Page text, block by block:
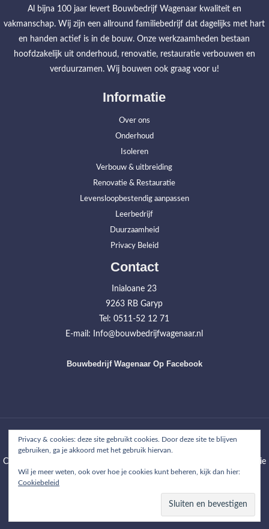
Al bijna 100 jaar levert Bouwbedrijf Wagenaar kwaliteit en
vakmanschap. Wij zijn een allround familiebedrijf dat dagelijks met hart
en handen actief is in de bouw. Onze werkzaamheden bestaan
hoofdzakelijk uit onderhoud, renovatie, restauratie verbouwen en
verduurzamen. Wij bouwen ook graag voor u!
Informatie
Over ons
Onderhoud
Isoleren
Verbouw & uitbreiding
Renovatie & Restauratie
Levensloopbestendig aanpassen
Leerbedrijf
Duurzaamheid
Privacy Beleid
Contact
Inialoane 23
9263 RB Garyp
Tel: 0511-52 12 71
E-mail: Info@bouwbedrijfwagenaar.nl
Bouwbedrijf Wagenaar Op Facebook
Home Werkzaamheden Projecten Over ons Contact
Copyright © 2026
| WordPress Theme: Wimpie
Lite by8degree Themes
Privacy & cookies: deze site gebruikt cookies. Door deze site te blijven
gebruiken, ga je akkoord met het gebruik hiervan.
Wil je meer weten, ook over hoe je cookies kunt beheren, kijk dan hier:
Cookiebeleid